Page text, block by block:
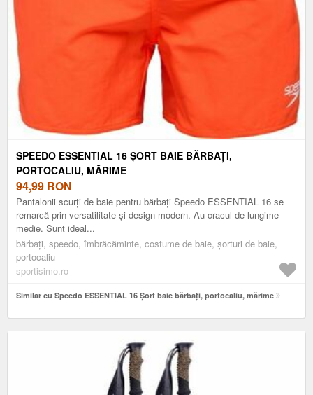
SPEEDO ESSENTIAL 16 ȘORT BAIE BĂRBAȚI,
PORTOCALIU, MĂRIME
94,99 RON
Pantalonii scurți de baie pentru bărbați Speedo ESSENTIAL 16 se
remarcă prin versatilitate și design modern. Au cracul de lungime
medie. Sunt ideal...
bărbați, speedo, îmbrăcăminte, costume de baie, șorturi de baie,
portocaliu
sportisimo.ro
Similar cu Speedo ESSENTIAL 16 Șort baie bărbați, portocaliu, mărime